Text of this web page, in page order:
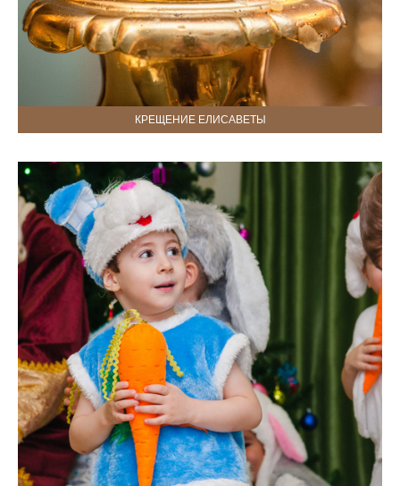
КРЕЩЕНИЕ ЕЛИСАВЕТЫ